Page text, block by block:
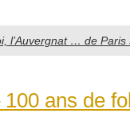
l’Auvergnat … de Paris
ans de